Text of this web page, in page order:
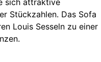
sich attraktive
Stückzahlen. Das Sofa
Louis Sesseln zu einer